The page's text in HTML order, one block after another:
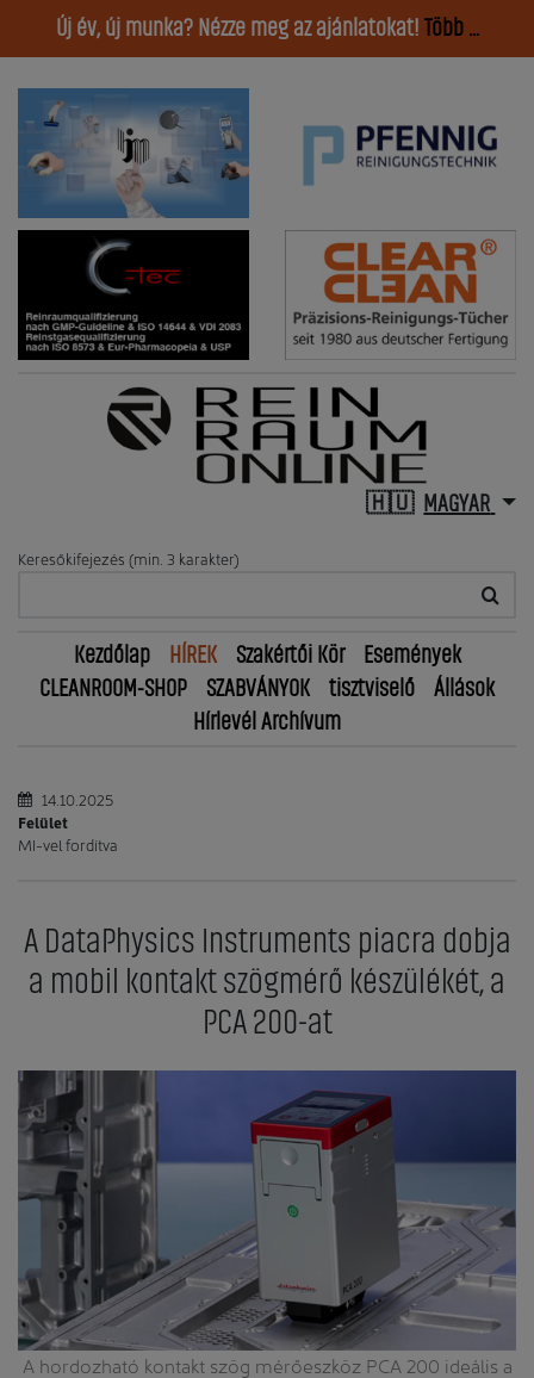
Új év, új munka? Nézze meg az ajánlatokat! Több ...
MAGYAR
Keresőkifejezés (min. 3 karakter)
Kezdőlap HÍREK Szakértői Kör
Események
CLEANROOM-SHOP
SZABVÁNYOK tisztviselő
Állások
Hírlevél Archívum
14.10.2025
Felület
MI-vel fordítva
A DataPhysics Instruments piacra dobja
a mobil kontakt szögmérő készülékét, a
PCA 200-at
A hordozható kontakt szög mérőeszköz PCA 200 ideális a